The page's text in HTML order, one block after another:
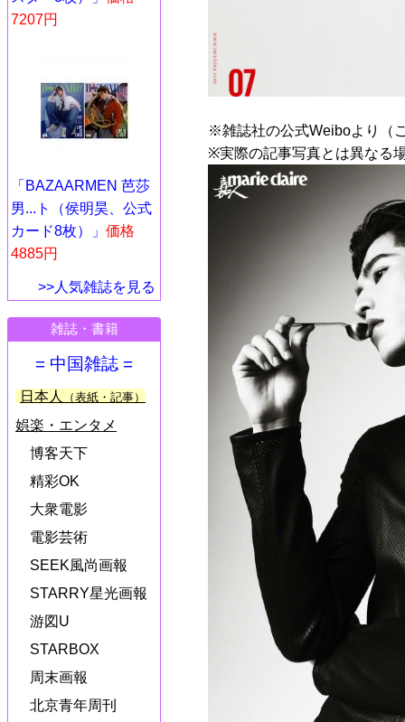
7207円
「BAZAARMEN 芭莎
男...ト（侯明昊、公式
カード8枚）」 価格
4885円
>>人気雑誌を見る
雑誌・書籍
= 中国雑誌 =
日本人 （表紙・記事）
娯楽・エンタメ
博客天下
精彩OK
大衆電影
電影芸術
SEEK風尚画報
STARRY星光画報
游図U
STARBOX
周末画報
北京青年周刊
※雑誌社の公式Weiboより（
※実際の記事写真とは異なる